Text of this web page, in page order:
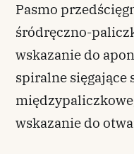
Pasmo
śródręczno-
wskazanie do
spiralne sięgające
wskazanie do